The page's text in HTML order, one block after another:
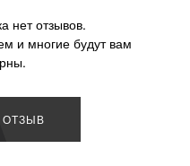
нет отзывов.
и многие будут вам